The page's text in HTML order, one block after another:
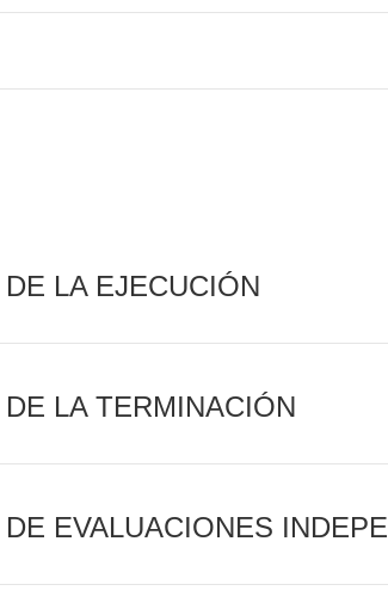
LA EJECUCIÓN
LA TERMINACIÓN
EVALUACIONES